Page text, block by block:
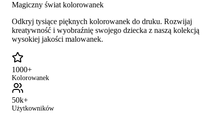
Magiczny świat kolorowanek
Odkryj tysiące pięknych kolorowanek do druku. Rozwijaj
kreatywność i wyobraźnię swojego dziecka z naszą kolekcją
wysokiej jakości malowanek.
1000+
Kolorowanek
50k+
Użytkowników